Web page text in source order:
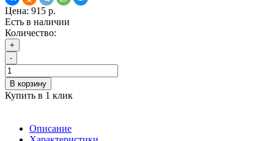
Цена: 915 р.
Есть в наличии
Количество:
+
-
В корзину
Купить в 1 клик
Описание